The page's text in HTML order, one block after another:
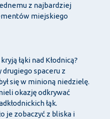
z najbardziej
miejskiego
łąki nad Kłodnicą?
spaceru z
się w minioną niedzielę.
okazję odkrywać
łąk.
je zobaczyć z bliska i